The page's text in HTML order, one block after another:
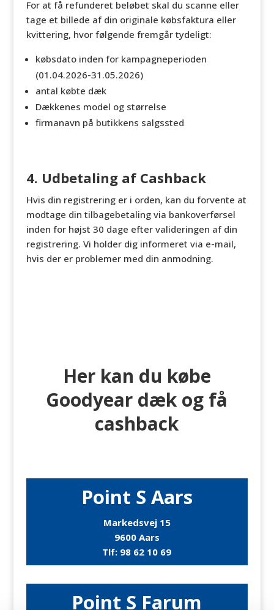
For at få refunderet beløbet skal du scanne eller
tage et billede af din originale købsfaktura eller
kvittering, hvor følgende fremgår tydeligt:
købsdato inden for kampagneperioden
(01.04.2026-31.05.2026)
antal købte dæk
Dækkenes model og størrelse
firmanavn på butikkens salgssted
4. Udbetaling af Cashback
Hvis din registrering er i orden, kan du forvente at
modtage din tilbagebetaling via bankoverførsel
inden for højst 30 dage efter valideringen af din
registrering. Vi holder dig informeret via e-mail,
hvis der er problemer med din anmodning.
Her kan du købe
Goodyear dæk og få
cashback
Point S Aars
Markedsvej 15
9600 Aars
Tlf: 98 62 10 69
Point S Farum